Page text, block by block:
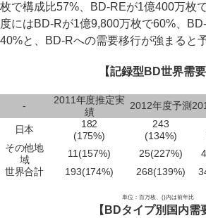
枚で構成比57%、BD-REが1億400万枚
度にはBD-Rが1億9,800万枚で60%、
40%と、BD-Rへの需要移行が強まると
【記録型BD世界需要
-
2011年度推定実
績
2012年度予測
日本
182
(175%)
243
(134%)
その他地
域
11(157%) 25(227%)
世界合計
193(174%) 268(139%)
単位：百万枚、()内は前年比
【BDタイプ別国内需